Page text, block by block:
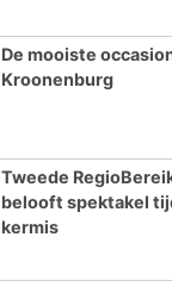
De mooiste
Kroonenburg
Tweede
belooft spektakel
kermis